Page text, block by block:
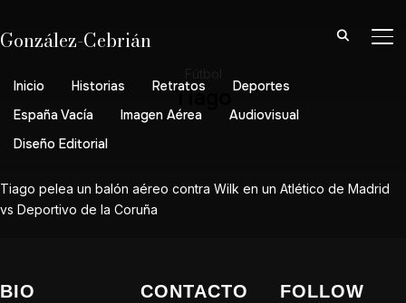
González-Cebrián
Inicio Historias Retratos
Deportes
España Vacía
Imagen Aérea
Audiovisual
Diseño Editorial
Tiago
Tiago pelea un balón aéreo contra Wilk en un Atlético de Madrid
vs Deportivo de la Coruña
BIO CONTACTO FOLLOW